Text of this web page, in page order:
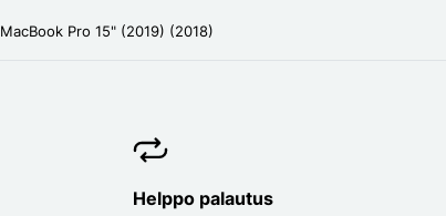
MacBook Pro 15" (2019) (2018)
Helppo palautus